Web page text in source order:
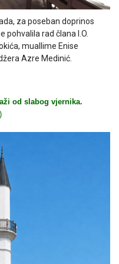
za poseban doprinos
pohvalila rad člana I.O.
muallime Enise
Azre Medinić.
od slabog vjernika.